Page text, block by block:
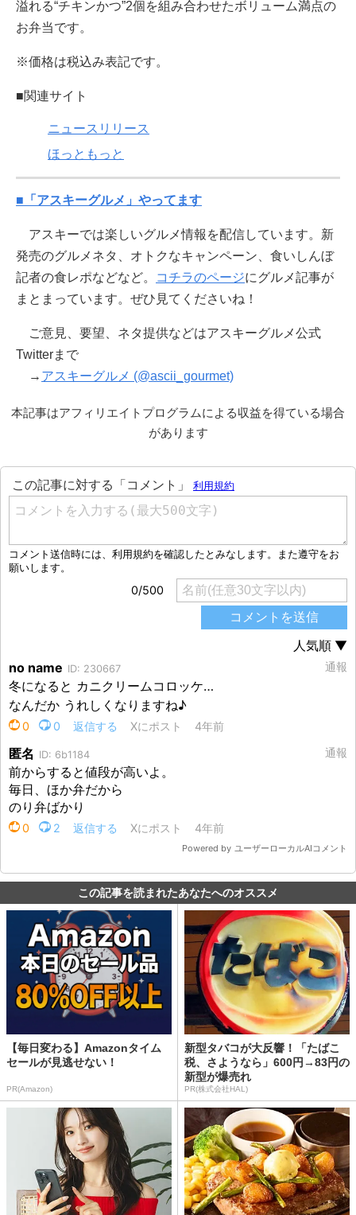
溢れる“チキンかつ”2個を組み合わせたボリューム満点の
お弁当です。
※価格は税込み表記です。
■関連サイト
ニュースリリース
ほっともっと
■「アスキーグルメ」やってます
アスキーでは楽しいグルメ情報を配信しています。新
発売のグルメネタ、オトクなキャンペーン、食いしんぼ
記者の食レポなどなど。
コチラのページにグルメ記事が
まとまっています。ぜひ見てくださいね！
ご意見、要望、ネタ提供などはアスキーグルメ公式
Twitterまで
→ アスキーグルメ (@ascii_gourmet)
本記事はアフィリエイトプログラムによる収益を得ている場合
があります
この記事を読まれたあなたへのオススメ
【毎日変わる】Amazonタイム
セールが見逃せない！
PR(Amazon)
新型タバコが大反響！「たばこ
税、さようなら」600円→83円の
新型が爆売れ
PR(株式会社HAL)